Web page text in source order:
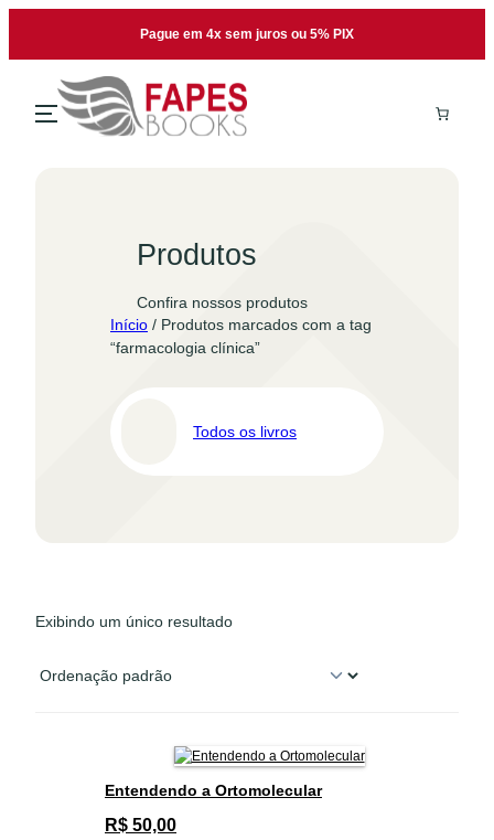
o
conteúdo
Pague em 4x sem juros ou 5% PIX
Produtos
Confira nossos produtos
Início / Produtos marcados com a tag
“farmacologia clínica”
Todos os livros
Exibindo um único resultado
Entendendo a Ortomolecular
R$ 50,00